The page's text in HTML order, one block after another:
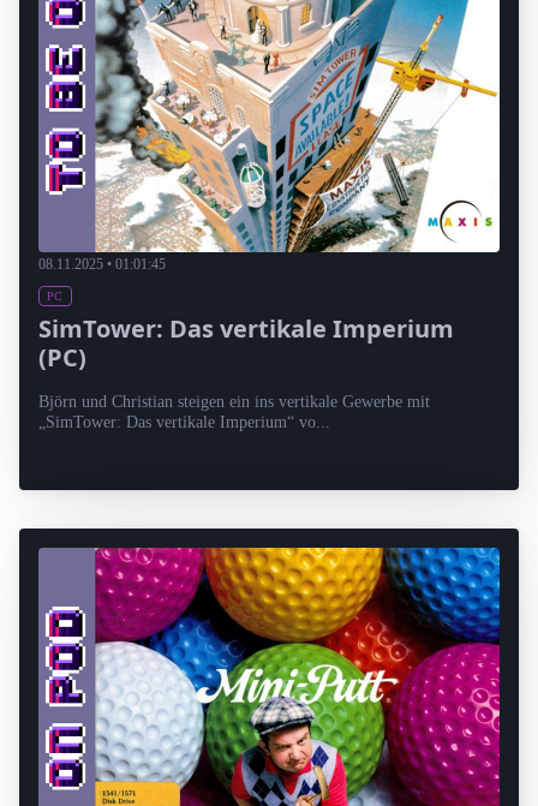
08.11.2025 • 01:01:45
PC
SimTower: Das vertikale Imperium
(PC)
Björn und Christian steigen ein ins vertikale Gewerbe mit
„SimTower: Das vertikale Imperium“ vo...